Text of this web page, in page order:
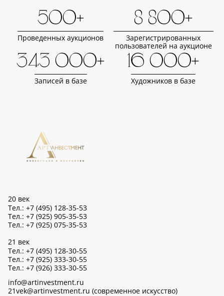
500+
Проведенных аукционов
8 800+
Зарегистрированных
пользователей на аукционе
343 000+
Записей в базе
16 000+
Художников в базе
20 век
Тел.: +7 (495) 128-35-53
Тел.: +7 (925) 905-35-53
Тел.: +7 (925) 075-35-53
21 век
Тел.: +7 (495) 128-30-55
Тел.: +7 (925) 333-30-55
Тел.: +7 (926) 333-30-55
info@artinvestment.ru
21vek@artinvestment.ru (современное искусство)